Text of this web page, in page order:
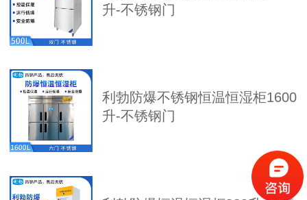
升-不锈钢门
利勃防爆不锈钢恒温恒湿柜1600
升-不锈钢门